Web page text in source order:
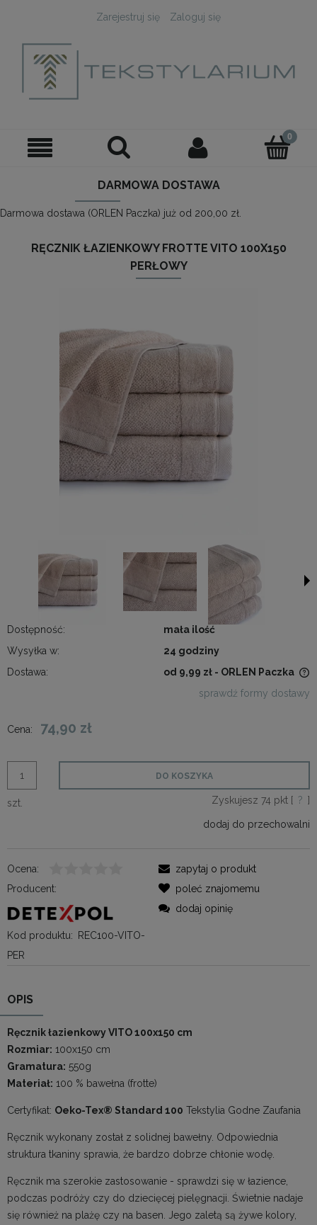
Zarejestruj się Zaloguj się
DARMOWA DOSTAWA
Darmowa dostawa (ORLEN Paczka) już od 200,00 zł.
RĘCZNIK ŁAZIENKOWY FROTTE VITO 100X150
PERŁOWY
Dostępność:
mała ilość
Wysyłka w:
24 godziny
Dostawa:
od 9,99 zł - ORLEN Paczka
sprawdź formy dostawy
Cena: 74,90 zł
szt.
DO KOSZYKA
Zyskujesz 74 pkt [ ? ]
dodaj do przechowalni
Ocena:
Producent:
Kod produktu:
REC100-VITO-
PER
zapytaj o produkt
poleć znajomemu
dodaj opinię
OPIS
Ręcznik łazienkowy VITO 100x150 cm
Rozmiar: 100x150 cm
Gramatura: 550g
Materiał: 100 % bawełna (frotte)
Certyfikat: Oeko-Tex® Standard 100 Tekstylia Godne Zaufania
Ręcznik wykonany został z solidnej bawełny. Odpowiednia
struktura tkaniny sprawia, że bardzo dobrze chłonie wodę.
Ręcznik ma szerokie zastosowanie - sprawdzi się w łazience,
podczas podróży czy do dziecięcej pielęgnacji. Świetnie nadaje
się również na plażę czy na basen. Jego zaletą są żywe kolory,